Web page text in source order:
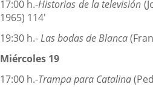
17:00 h.-Historias de la televisión
1965) 114'
19:30 h.-Las bodas de Blanca
Miércoles 19
17:00 h.-Trampa para Catalina